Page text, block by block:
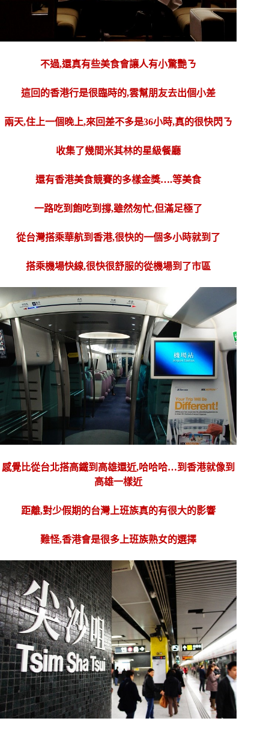
不過,還真有些美食會讓人有小驚艷ㄋ
這回的香港行是很臨時的,雲幫朋友去出個小差
兩天,住上一個晚上,來回差不多是36小時,真的很快閃ㄋ
收集了幾間米其林的星級餐廳
還有香港美食競賽的多樣金獎….等美食
一路吃到飽吃到撐,雖然匆忙,但滿足極了
從台灣搭乘華航到香港,很快的一個多小時就到了
搭乘機場快線,很快很舒服的從機場到了市區
感覺比從台北搭高鐵到高雄還近,哈哈哈…到香港就像到
高雄一樣近
距離,對少假期的台灣上班族真的有很大的影響
難怪,香港會是很多上班族熟女的選擇